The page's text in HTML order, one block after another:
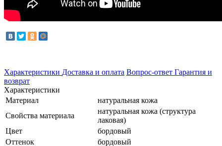
Характеристики Доставка и оплата Вопрос-ответ Гарантия и
возврат
Характеристики
Материал
натуральная кожа
Свойства материала
натуральная кожа (структура
лаковая)
Цвет
бордовый
Оттенок
бордовый